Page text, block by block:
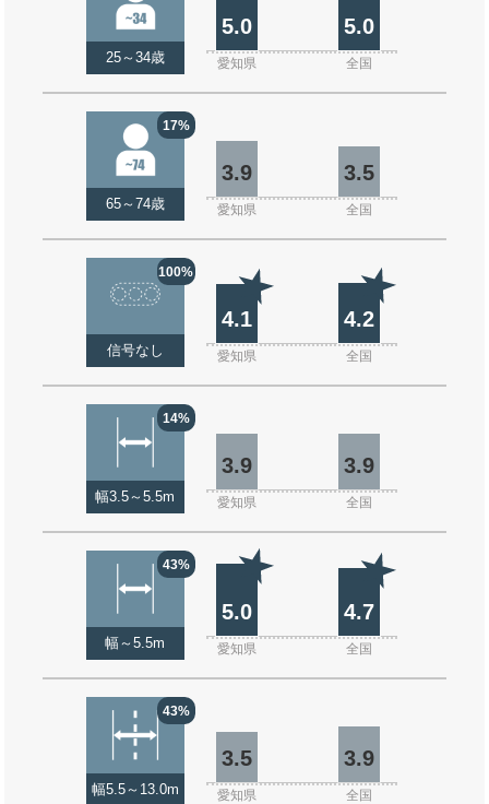
25～34歳
5.0 5.0
愛知県 全国
17%
65～74歳
3.9 3.5
愛知県 全国
100%
信号なし
4.1 4.2
愛知県 全国
14%
幅3.5～5.5m
3.9 3.9
愛知県 全国
43%
幅～5.5m
5.0 4.7
愛知県 全国
43%
幅5.5～13.0m
3.5 3.9
愛知県 全国